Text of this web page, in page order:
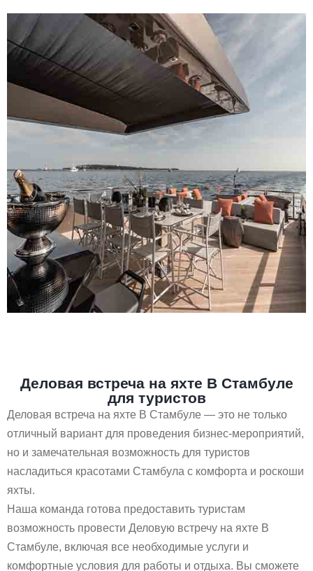
Деловая встреча на яхте В Стамбуле
для туристов
Деловая встреча на яхте В Стамбуле — это не только
отличный вариант для проведения бизнес-мероприятий,
но и замечательная возможность для туристов
насладиться красотами Стамбула с комфорта и роскоши
яхты.
Наша команда готова предоставить туристам
возможность провести Деловую встречу на яхте В
Стамбуле, включая все необходимые услуги и
комфортные условия для работы и отдыха. Вы сможете